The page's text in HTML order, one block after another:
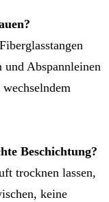
Abspannleinen
Beschichtung?
trocknen lassen,
keine